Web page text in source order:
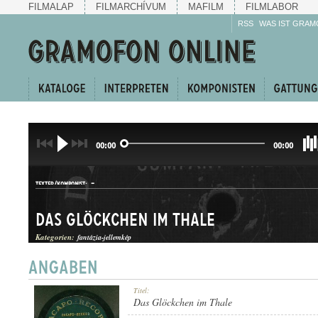
FILMALAP FILMARCHÍVUM MAFILM FILMLABOR
RSS WAS IST
00:00 00:00
TEXTER/KOMPONIST: -
JELLEMKÉP
Das Glöckchen im Thale
Kategorien: fantázia-jellemkép
Titel:
Das Glöckchen im Thale